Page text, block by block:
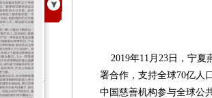
2019年11月23日，宁夏
署合作，支持全球70亿人
中国慈善机构参与全球公